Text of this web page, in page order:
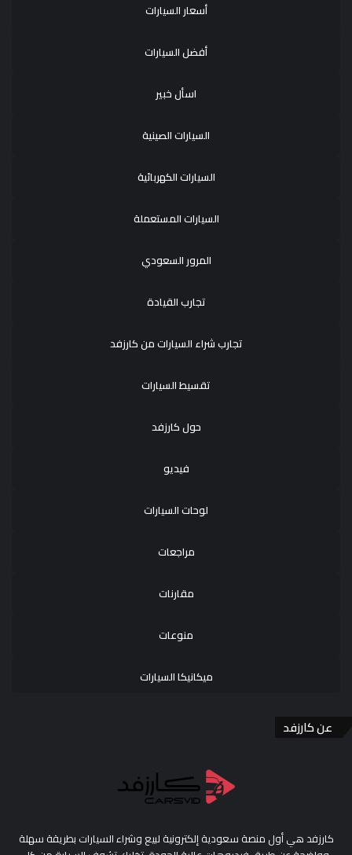
أسعار السيارات
أفضل السيارات
اسأل خبير
السيارات الصينية
السيارات الكهربائية
السيارات المستعملة
المرور السعودي
تجارب القيادة
تجارب شراء السيارات من كارزفد
تقسيط السيارات
حول كارزفد
فيديو
لوحات السيارات
مراجعات
مقارنات
منوعات
ميكانيكا السيارات
عن كارزفد
كارزفد هي أول منصة سعودية إلكترونية لبيع وشراء السيارات بطريقة سهلة